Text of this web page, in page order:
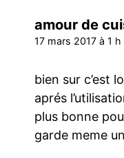
amour de
17 mars 2017 à 1
bien sur c’est
aprés
plus bonne
garde meme